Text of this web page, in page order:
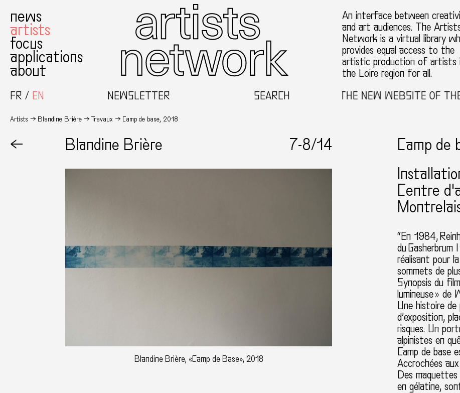
news
artists
focus
applications
about
An interface between
and art audiences. The
Network is a virtual library
provides equal access to the
artistic production of artists
the Loire region for all.
FR
EN NEWSLETTER SEARCH
WELCOME TO THE NEW WEBSITE OF THE
Artists Blandine Brière Travaux Camp de base, 2018
← Blandine Brière 7-8/14
Blandine Brière, «Camp de Base», 2018
Camp de
Centre
“En 1984,
du Gasherbrum
réalisant pour
sommets de
Synopsis du
lumineuse » de
Une histoire de
d’exposition,
risques. Un
alpinistes en
Camp de base
Accrochées
Des
en gélatine,